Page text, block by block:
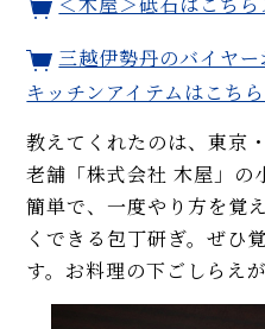
三越伊勢丹のバイヤ
キッチンアイテムはこち
教えてくれたのは、東京
老舗「株式会社 木屋」の
簡単で、一度やり方を覚
くできる包丁研ぎ。ぜひ
す。お料理の下ごしらえ